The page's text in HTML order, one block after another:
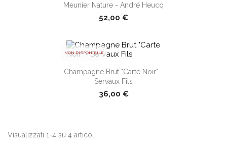
Meunier Nature - André Heucq
52,00 €
shopping_cart
Champagne Brut "Carte Noir" -
Servaux Fils
36,00 €
NON DISPONIBILE
Visualizzati 1-4 su 4 articoli